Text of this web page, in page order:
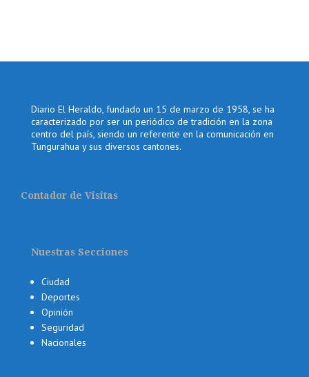
Diario El Heraldo, fundado un 15 de marzo de 1958, se ha
caracterizado por ser un periódico de tradición en la zona
centro del país, siendo un referente en la comunicación en
Tungurahua y sus diversos cantones.
Contador de Visitas
Nuestras Secciones
Ciudad
Deportes
Opinión
Seguridad
Nacionales